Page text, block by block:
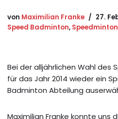
von Maximilian Franke
27.
Speed Badminton, Speedminton
Bei der alljährlichen Wahl des
für das Jahr 2014 wieder ein
Badminton Abteilung
Maximilian Franke konnte uns